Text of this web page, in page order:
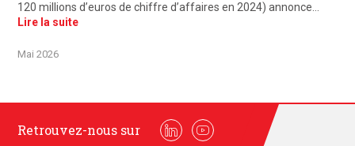
120 millions d’euros de chiffre d’affaires en 2024) annonce…
Lire la suite
Mai 2026
Retrouvez-nous sur
LinkedinYoutube